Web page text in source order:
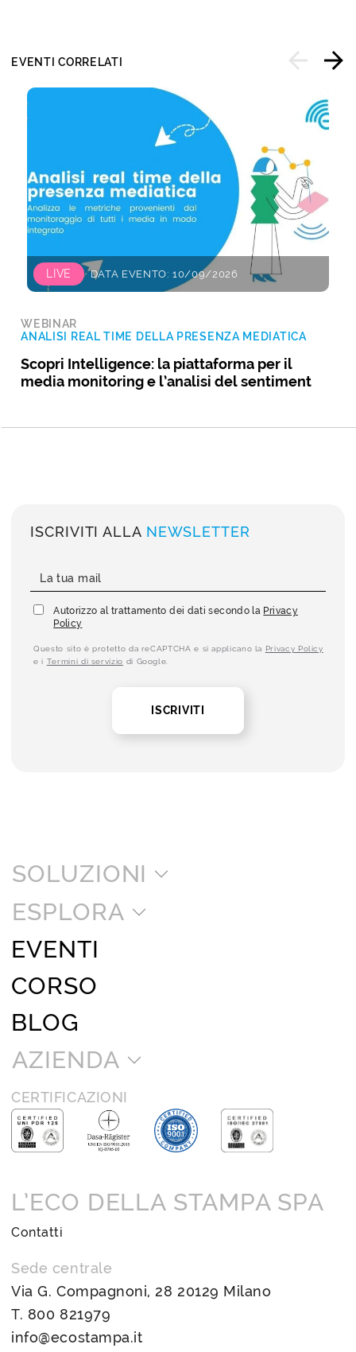
EVENTI CORRELATI
LIVE DATA EVENTO: 10/09/2026
WEBINAR
ANALISI REAL TIME DELLA PRESENZA MEDIATICA
Scopri Intelligence: la piattaforma per il
media monitoring e l’analisi del sentiment
ISCRIVITI ALLA NEWSLETTER
Autorizzo al trattamento dei dati secondo la Privacy
Policy
Questo sito è protetto da reCAPTCHA e si applicano la Privacy Policy
e i Termini di servizio di Google.
ISCRIVITI
SOLUZIONI
ESPLORA
EVENTI
CORSO
BLOG
AZIENDA
CERTIFICAZIONI
L’ECO DELLA STAMPA SPA
Contatti
Sede centrale
Via G. Compagnoni, 28 20129 Milano
T. 800 821979
info@ecostampa.it